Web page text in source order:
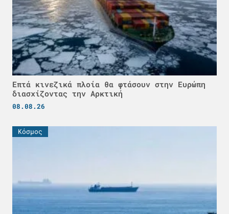
Επτά κινεζικά πλοία θα φτάσουν στην Ευρώπη
διασχίζοντας την Αρκτική
08.08.26
Κόσμος